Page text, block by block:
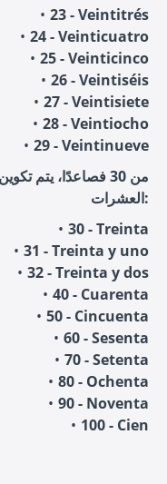
23 - Veintitrés
24 - Veinticuatro
25 - Veinticinco
26 - Veintiséis
27 - Veintisiete
28 - Veintiocho
29 - Veintinueve
من 30 فصاعدًا، يتم
العشرات:
30 - Treinta
31 - Treinta y uno
32 - Treinta y dos
40 - Cuarenta
50 - Cincuenta
60 - Sesenta
70 - Setenta
80 - Ochenta
90 - Noventa
100 - Cien